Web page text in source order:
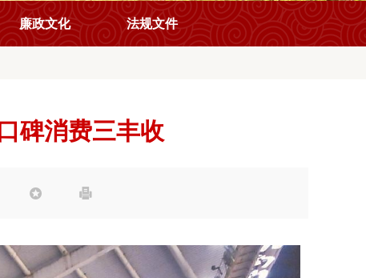
廉政文化 法规文件
碑消费三丰收
 